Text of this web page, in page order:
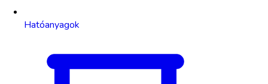
Hatóanyagok